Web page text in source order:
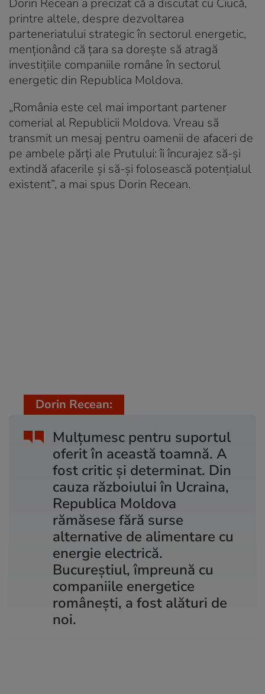
printre altele, despre dezvoltarea
parteneriatului strategic în sectorul energetic,
menționând că țara sa dorește să atragă
investițiile companiile române în sectorul
energetic din Republica Moldova.
„România este cel mai important partener
comerial al Republicii Moldova. Vreau să
transmit un mesaj pentru oamenii de afaceri de
pe ambele părți ale Prutului: îi încurajez să-și
extindă afacerile și să-și folosească potențialul
existent”, a mai spus Dorin Recean.
Mulțumesc pentru suportul
oferit în această toamnă. A
fost critic și determinat. Din
cauza războiului în Ucraina,
Republica Moldova
rămăsese fără surse
alternative de alimentare cu
energie electrică.
Bucureștiul, împreună cu
companiile energetice
românești, a fost alături de
noi.
Dorin Recean: